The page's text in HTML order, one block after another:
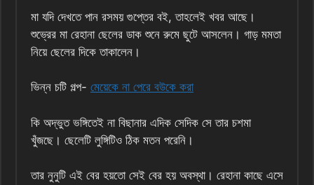
মা যদি দেখতে পান রসময় গুপ্তের বই, তাহলেই খবর আছে।
শুভ্রের মা রেহানা ছেলের ডাক শুনে রুমে ছুটে আসলেন। গাড় মমতা
নিয়ে ছেলের দিকে তাকালেন।
ভিন্ন চটি গল্প- মেয়েকে না পেরে বউকে করা
কি অদ্ভুত ভঙ্গিতেই না বিছানার এদিক সেদিক সে তার চশমা
খুঁজছে। ছেলেটি লুঙ্গিটিও ঠিক মতন পরেনি।
তার নুনুটি এই বের হয়তো সেই বের হয় অবস্থা। রেহানা কাছে এসে